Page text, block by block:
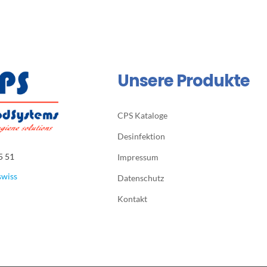
51
Unsere Produkte
CPS Kataloge
Desinfektion
Impressum
Datenschutz
Kontakt